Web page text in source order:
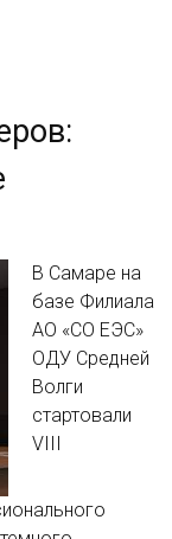
В Самаре на
базе Филиала
АО «СО ЕЭС»
ОДУ Средней
Волги
стартовали
VIII